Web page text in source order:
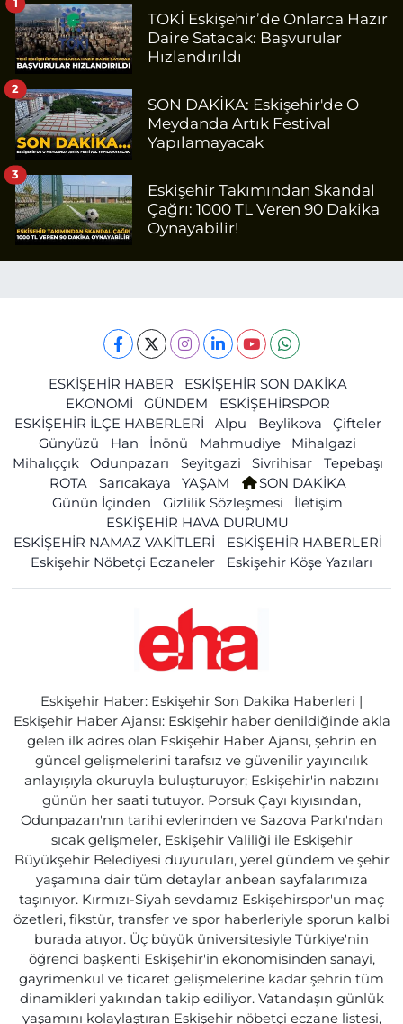
TOKİ Eskişehir’de Onlarca Hazır
Daire Satacak: Başvurular
Hızlandırıldı
1
SON DAKİKA: Eskişehir'de O
Meydanda Artık Festival
Yapılamayacak
2
Eskişehir Takımından Skandal
Çağrı: 1000 TL Veren 90 Dakika
Oynayabilir!
3
ESKİŞEHİR HABER
ESKİŞEHİR SON DAKİKA
EKONOMİ
GÜNDEM
ESKİŞEHİRSPOR
ESKİŞEHİR İLÇE HABERLERİ
Alpu Beylikova
Çifteler
Günyüzü
Han İnönü Mahmudiye
Mihalgazi
Mihalıççık
Odunpazarı Seyitgazi Sivrihisar
Tepebaşı
ROTA
Sarıcakaya YAŞAM
SON DAKİKA
Günün İçinden
Gizlilik Sözleşmesi
İletişim
ESKİŞEHİR HAVA DURUMU
ESKİŞEHİR NAMAZ VAKİTLERİ
ESKİŞEHİR HABERLERİ
Eskişehir Nöbetçi Eczaneler
Eskişehir Köşe Yazıları
Eskişehir Haber: Eskişehir Son Dakika Haberleri |
Eskişehir Haber Ajansı: Eskişehir haber denildiğinde akla
gelen ilk adres olan Eskişehir Haber Ajansı, şehrin en
güncel gelişmelerini tarafsız ve güvenilir yayıncılık
anlayışıyla okuruyla buluşturuyor; Eskişehir'in nabzını
günün her saati tutuyor. Porsuk Çayı kıyısından,
Odunpazarı'nın tarihi evlerinden ve Sazova Parkı'ndan
sıcak gelişmeler, Eskişehir Valiliği ile Eskişehir
Büyükşehir Belediyesi duyuruları, yerel gündem ve şehir
yaşamına dair tüm detaylar anbean sayfalarımıza
taşınıyor. Kırmızı-Siyah sevdamız Eskişehirspor'un maç
özetleri, fikstür, transfer ve spor haberleriyle sporun kalbi
burada atıyor. Üç büyük üniversitesiyle Türkiye'nin
öğrenci başkenti Eskişehir'in ekonomisinden sanayi,
gayrimenkul ve ticaret gelişmelerine kadar şehrin tüm
dinamikleri yakından takip ediliyor. Vatandaşın günlük
yaşamını kolaylaştıran Eskişehir nöbetçi eczane listesi,